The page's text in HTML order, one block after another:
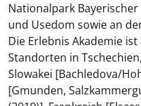
Nationalpark
und Usedom sowie an
Die Erlebnis Akademie
Standorten in
Slowakei [Bachledova/
[Gmunden,